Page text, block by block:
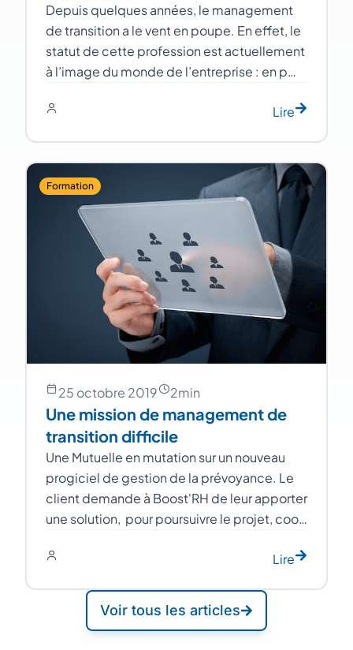
Depuis quelques années, le management
de transition a le vent en poupe. En effet, le
statut de cette profession est actuellement
à l’image du monde de l’entreprise : en p…
Lire
Formation
25 octobre 2019 2min
Une mission de management de
transition difficile
Une Mutuelle en mutation sur un nouveau
progiciel de gestion de la prévoyance. Le
client demande à Boost'RH de leur apporter
une solution, pour poursuivre le projet, coo…
Lire
Voir tous les articles